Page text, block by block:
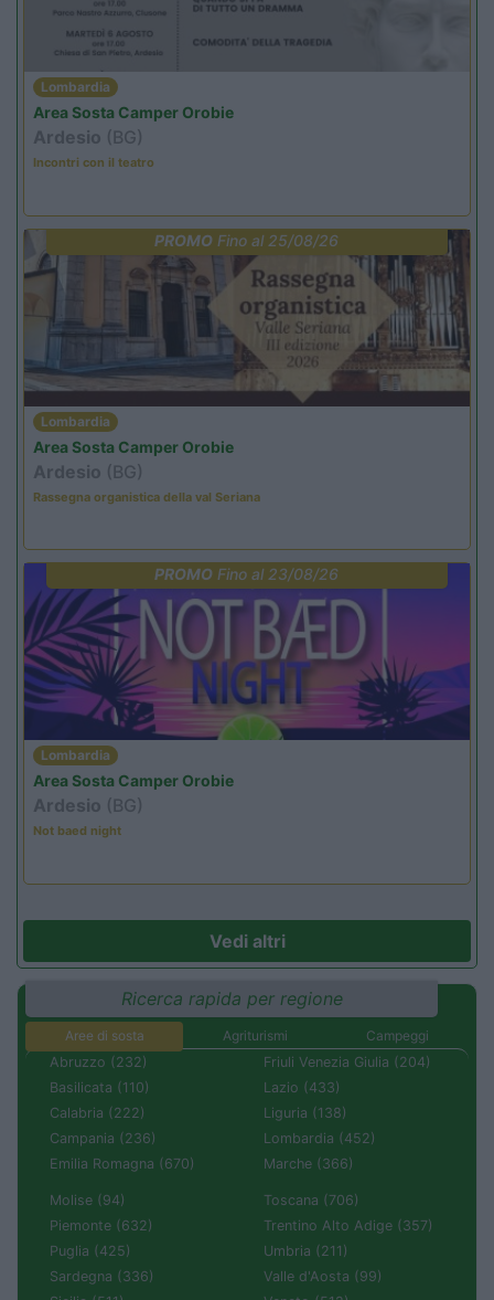
Lombardia
Area Sosta Camper Orobie
Ardesio (BG)
Incontri con il teatro
PROMO Fino al 25/08/26
Lombardia
Area Sosta Camper Orobie
Ardesio (BG)
Rassegna organistica della val Seriana
PROMO Fino al 23/08/26
Lombardia
Area Sosta Camper Orobie
Ardesio (BG)
Not baed night
Vedi altri
Ricerca rapida per regione
Aree di sosta Agriturismi
Campeggi
Abruzzo (232)
Basilicata (110)
Calabria (222)
Campania (236)
Emilia Romagna (670)
Friuli Venezia Giulia (204)
Lazio (433)
Liguria (138)
Lombardia (452)
Marche (366)
Molise (94)
Piemonte (632)
Puglia (425)
Sardegna (336)
Toscana (706)
Trentino Alto Adige (357)
Umbria (211)
Valle d'Aosta (99)